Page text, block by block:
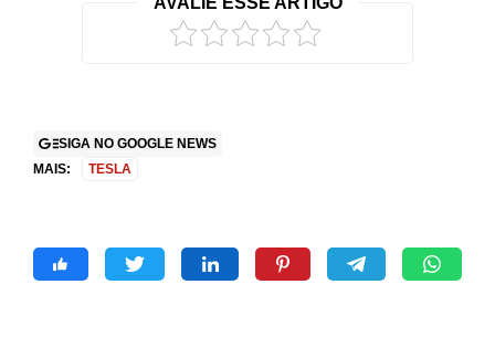
SIGA NO GOOGLE NEWS
MAIS:
TESLA